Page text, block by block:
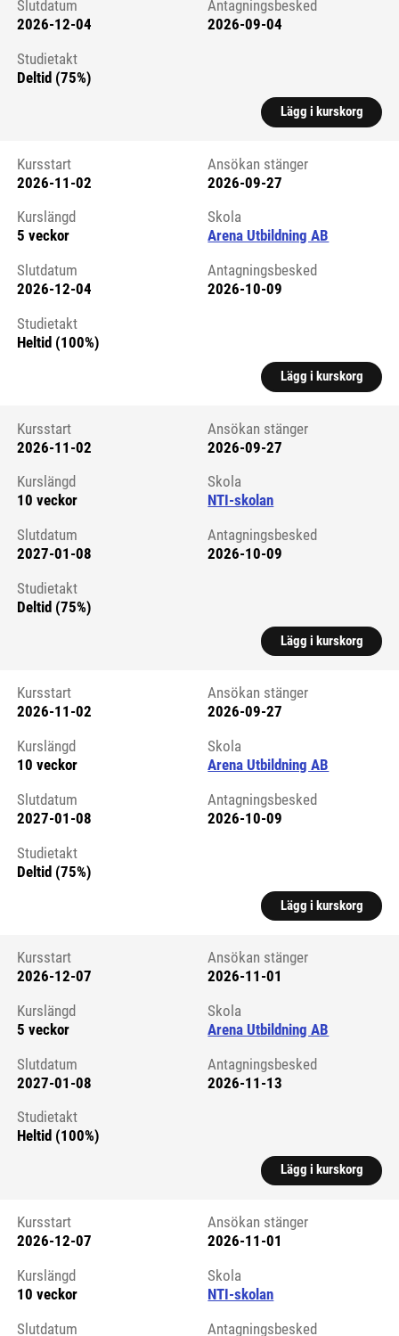
Slutdatum
2026-12-04
Antagningsbesked
2026-09-04
Studietakt
Deltid (75%)
Lägg i kurskorg
Kursstart 6265683
Kursstart
2026-11-02
Ansökan stänger
2026-09-27
Kurslängd
5 veckor
Skola
Arena Utbildning AB
Slutdatum
2026-12-04
Antagningsbesked
2026-10-09
Studietakt
Heltid (100%)
Lägg i kurskorg
Kursstart 6270414
Kursstart
2026-11-02
Ansökan stänger
2026-09-27
Kurslängd
10 veckor
Skola
NTI-skolan
Slutdatum
2027-01-08
Antagningsbesked
2026-10-09
Studietakt
Deltid (75%)
Lägg i kurskorg
Kursstart 6266366
Kursstart
2026-11-02
Ansökan stänger
2026-09-27
Kurslängd
10 veckor
Skola
Arena Utbildning AB
Slutdatum
2027-01-08
Antagningsbesked
2026-10-09
Studietakt
Deltid (75%)
Lägg i kurskorg
Kursstart 6265853
Kursstart
2026-12-07
Ansökan stänger
2026-11-01
Kurslängd
5 veckor
Skola
Arena Utbildning AB
Slutdatum
2027-01-08
Antagningsbesked
2026-11-13
Studietakt
Heltid (100%)
Lägg i kurskorg
Kursstart 6270552
Kursstart
2026-12-07
Ansökan stänger
2026-11-01
Kurslängd
10 veckor
Skola
NTI-skolan
Slutdatum
Antagningsbesked